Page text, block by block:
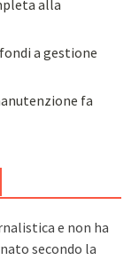
alla
a gestione
fa
e non ha
secondo la